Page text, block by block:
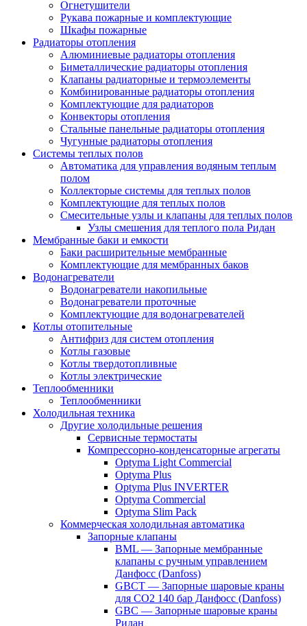
Огнетушители
Рукава пожарные и комплектующие
Шкафы пожарные
Радиаторы отопления
Алюминиевые радиаторы отопления
Биметаллические радиаторы отопления
Клапаны радиаторные и термоэлементы
Комбинированные радиаторы отопления
Комплектующие для радиаторов
Конвекторы отопления
Стальные панельные радиаторы отопления
Чугунные радиаторы отопления
Системы теплых полов
Автоматика для управления водяным теплым
полом
Коллекторые системы для теплых полов
Комплектующие для теплых полов
Смесительные узлы и клапаны для теплых полов
Узлы смешения для теплого пола Ридан
Мембранные баки и емкости
Баки расширительные мембранные
Комплектующие для мембранных баков
Водонагреватели
Водонагреватели накопильные
Водонагреватели проточные
Комплектующие для водонагревателей
Котлы отопительные
Антифриз для систем отопления
Котлы газовые
Котлы твердотопливные
Котлы электрические
Теплообменники
Теплообменники
Холодильная техника
Другие холодильные решения
Сервисные термостаты
Компрессорно-конденсаторные агрегаты
Optyma Light Commercial
Optyma Plus
Optyma Plus INVERTER
Optyma Commercial
Optyma Slim Pack
Коммерческая холодильная автоматика
Запорные клапаны
BML — Запорные мембранные
клапаны с ручным управлением
Данфосс (Danfoss)
GBCT — Запорные шаровые краны
для CO2 140 бар Данфосс (Danfoss)
GBC — Запорные шаровые краны
Ридан